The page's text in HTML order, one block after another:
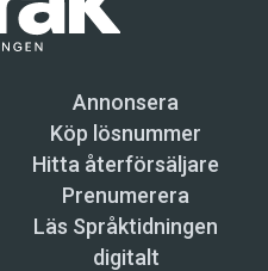
därför är Koranen
Det finns
denna föreställning
sänt ett sändebud
som det folk [till
Annonsera
Köp lösnummer
Hitta återförsäljare
Prenumerera
Läs Språktidningen
digitalt